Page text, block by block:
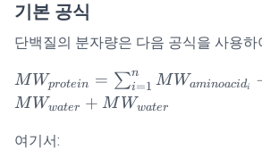
기본 공식
단백질의 분자량은 다음 공식을 사용하
MW_{protein}
=
MW_{amino
M Wprotein = ∑i=1
n M Waminoacidi
M Wwater + M Wwater
여기서: